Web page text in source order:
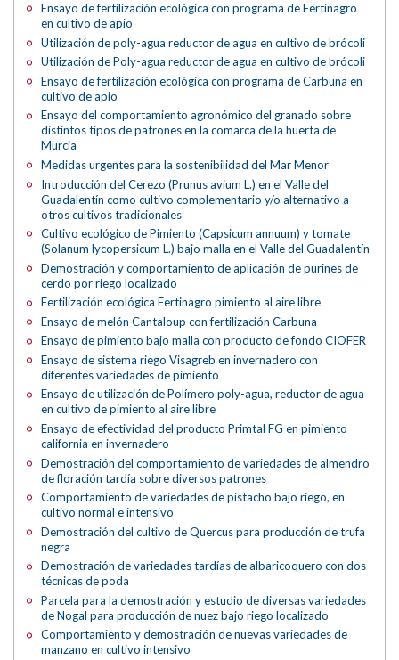
Ensayo de fertilización ecológica con programa de Fertinagro
en cultivo de apio
Utilización de poly-agua reductor de agua en cultivo de brócoli
Utilización de Poly-agua reductor de agua en cultivo de brócoli
Ensayo de fertilización ecológica con programa de Carbuna en
cultivo de apio
Ensayo del comportamiento agronómico del granado sobre
distintos tipos de patrones en la comarca de la huerta de
Murcia
Medidas urgentes para la sostenibilidad del Mar Menor
Introducción del Cerezo (Prunus avium L.) en el Valle del
Guadalentín como cultivo complementario y/o alternativo a
otros cultivos tradicionales
Cultivo ecológico de Pimiento (Capsicum annuum) y tomate
(Solanum lycopersicum L.) bajo malla en el Valle del Guadalentín
Demostración y comportamiento de aplicación de purines de
cerdo por riego localizado
Fertilización ecológica Fertinagro pimiento al aire libre
Ensayo de melón Cantaloup con fertilización Carbuna
Ensayo de pimiento bajo malla con producto de fondo CIOFER
Ensayo de sistema riego Visagreb en invernadero con
diferentes variedades de pimiento
Ensayo de utilización de Polímero poly-agua, reductor de agua
en cultivo de pimiento al aire libre
Ensayo de efectividad del producto Primtal FG en pimiento
california en invernadero
Demostración del comportamiento de variedades de almendro
de floración tardía sobre diversos patrones
Comportamiento de variedades de pistacho bajo riego, en
cultivo normal e intensivo
Demostración del cultivo de Quercus para producción de trufa
negra
Demostración de variedades tardías de albaricoquero con dos
técnicas de poda
Parcela para la demostración y estudio de diversas variedades
de Nogal para producción de nuez bajo riego localizado
Comportamiento y demostración de nuevas variedades de
manzano en cultivo intensivo